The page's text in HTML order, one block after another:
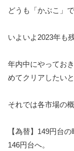
どうも「かぶこ」
いよいよ2023年も
年内中にやってお
めてクリアしたいと
それでは各市場の概
【為替】149円台
146円台へ。